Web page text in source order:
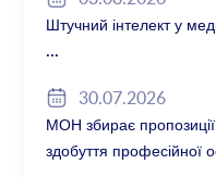
Штучний інтелект у
30.07.2026
МОН збирає
здобуття професійної